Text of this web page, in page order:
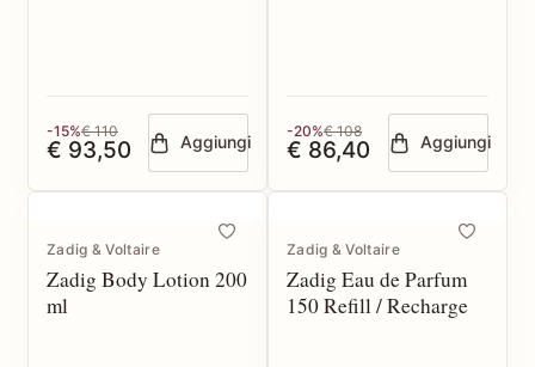
-15%€ 110
€ 93,50 Aggiungi
-20%€ 108
€ 86,40 Aggiungi
Zadig & Voltaire
Zadig Body Lotion 200
ml
Zadig & Voltaire
Zadig Eau de Parfum
150 Refill / Recharge